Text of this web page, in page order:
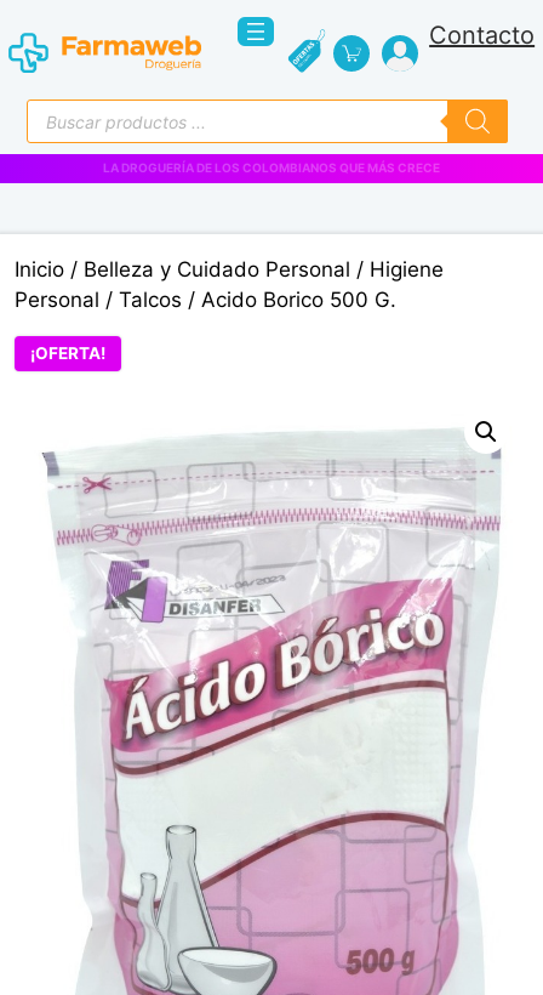
al
contenido
Contacto
Búsqueda
de
productos
VENTAS EMPRESARIALES
Inicio / Belleza y Cuidado Personal / Higiene
Personal / Talcos / Acido Borico 500 G.
¡OFERTA!